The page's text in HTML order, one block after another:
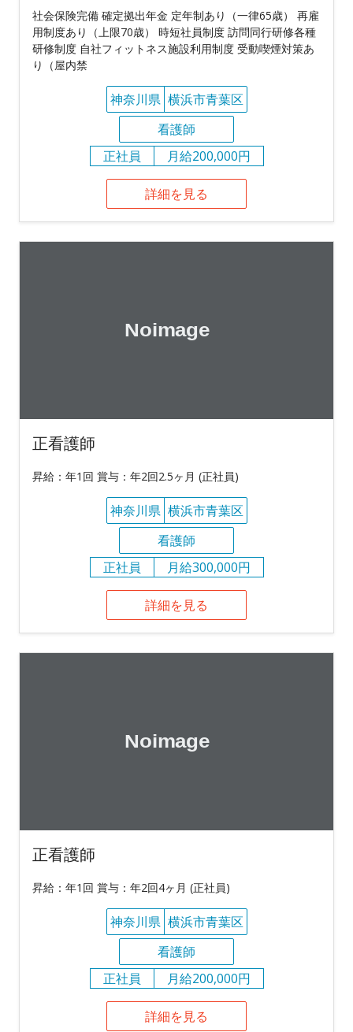
社会保険完備 確定拠出年金 定年制あり（一律65歳） 再雇
用制度あり（上限70歳） 時短社員制度 訪問同行研修各種
研修制度 自社フィットネス施設利用制度 受動喫煙対策あ
り（屋内禁
神奈川県 横浜市青葉区
看護師
正社員
月給200,000円
詳細を見る
正看護師
昇給：年1回 賞与：年2回2.5ヶ月 (正社員)
神奈川県 横浜市青葉区
看護師
正社員
月給300,000円
詳細を見る
正看護師
昇給：年1回 賞与：年2回4ヶ月 (正社員)
神奈川県 横浜市青葉区
看護師
正社員
月給200,000円
詳細を見る